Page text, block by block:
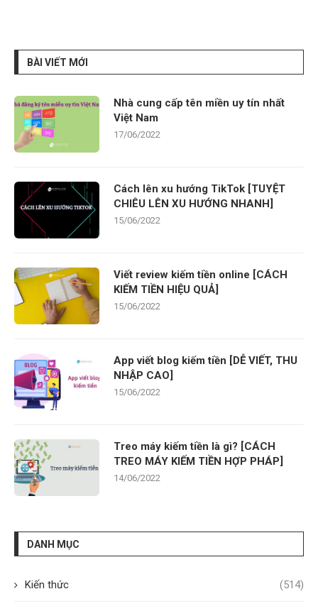
BÀI VIẾT MỚI
Nhà cung cấp tên miền uy tín nhất
Việt Nam
17/06/2022
Cách lên xu hướng TikTok [TUYỆT
CHIÊU LÊN XU HƯỚNG NHANH]
15/06/2022
Viết review kiếm tiền online [CÁCH
KIẾM TIỀN HIỆU QUẢ]
15/06/2022
App viết blog kiếm tiền [DỄ VIẾT, THU
NHẬP CAO]
15/06/2022
Treo máy kiếm tiền là gì? [CÁCH
TREO MÁY KIẾM TIỀN HỢP PHÁP]
14/06/2022
DANH MỤC
Kiến thức (514)